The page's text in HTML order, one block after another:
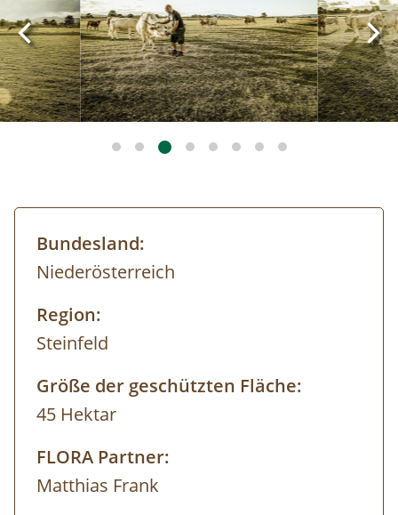
Bundesland:
Niederösterreich
Region:
Steinfeld
Größe der geschützten Fläche:
45 Hektar
FLORA Partner:
Matthias Frank